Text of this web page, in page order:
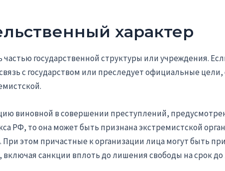
характер
государственной структуры или учреждения.
с государством или преследует официальные цели,
виновной в совершении преступлений,
РФ, то она может быть признана экстремистской
При этом причастные к организации лица могут быть
включая санкции вплоть до лишения свободы на срок до